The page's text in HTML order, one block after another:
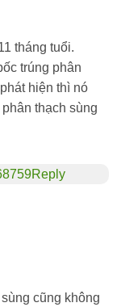
tháng tuổi.
trúng phân
hiện thì nó
thạch sùng
Reply
cũng không